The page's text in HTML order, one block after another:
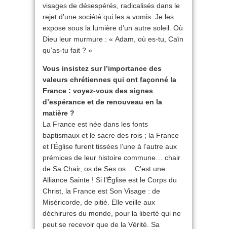
visages de désespérés, radicalisés dans le
rejet d’une société qui les a vomis. Je les
expose sous la lumière d’un autre soleil. Où
Dieu leur murmure : « Adam, où es-tu, Caïn
qu’as-tu fait ? »
Vous insistez sur l’importance des
valeurs chrétiennes qui ont façonné la
France : voyez-vous des signes
d’espérance et de renouveau en la
matière ?
La France est née dans les fonts
baptismaux et le sacre des rois ; la France
et l’Église furent tissées l’une à l’autre aux
prémices de leur histoire commune… chair
de Sa Chair, os de Ses os… C’est une
Alliance Sainte ! Si l’Église est le Corps du
Christ, la France est Son Visage : de
Miséricorde, de pitié. Elle veille aux
déchirures du monde, pour la liberté qui ne
peut se recevoir que de la Vérité. Sa